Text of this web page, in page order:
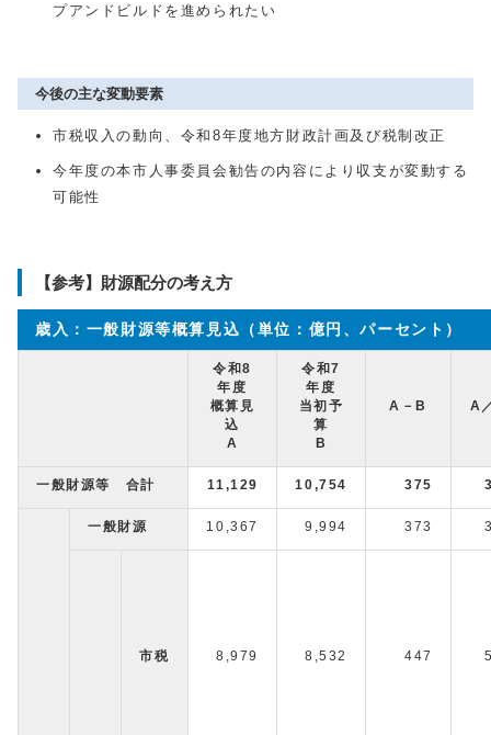
プアンドビルドを進められたい
今後の主な変動要素
市税収入の動向、令和8年度地方財政計画及び税制改正
今年度の本市人事委員会勧告の内容により収支が変動する
可能性
【参考】財源配分の考え方
歳入：一般財源等概算見込（単位：億円、パーセント）
令和8
年度
概算見
込
A
令和7
年度
当初予
算
B
A－B A
一般財源等 合計 11,129 10,754 375
一般財源 10,367 9,994 373
市税 8,979 8,532 447